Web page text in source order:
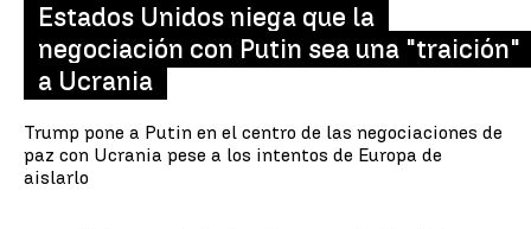
Estados Unidos niega que la
negociación con Putin sea una "traición"
a Ucrania
Trump pone a Putin en el centro de las negociaciones de
paz con Ucrania pese a los intentos de Europa de
aislarlo